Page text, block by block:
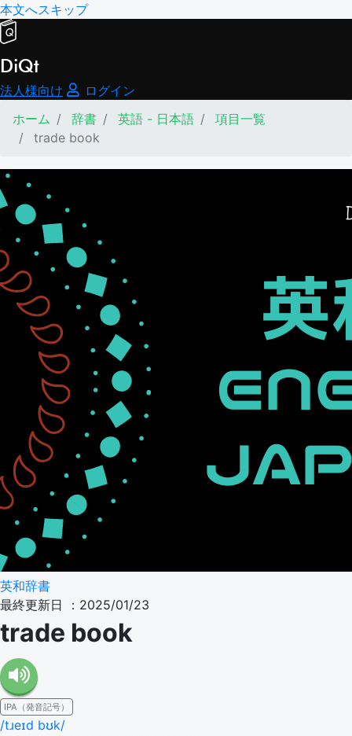
本文へスキップ
DiQt
法人様向け
ログイン
ホーム
辞書 英語 - 日本語
項目一覧
trade book
英和辞書
最終更新日 ：2025/01/23
trade book
IPA（発音記号）
/tɹeɪd bʊk/